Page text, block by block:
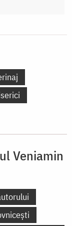
Veniamin